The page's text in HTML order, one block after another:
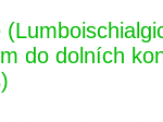
do dolních